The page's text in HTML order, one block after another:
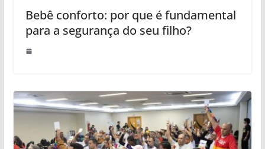
Bebê conforto: por que é fundamental
para a segurança do seu filho?